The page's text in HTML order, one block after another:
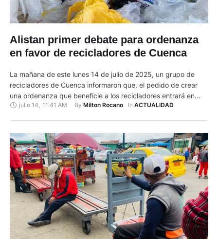
Alistan primer debate para ordenanza
en favor de recicladores de Cuenca
La mañana de este lunes 14 de julio de 2025, un grupo de
recicladores de Cuenca informaron que, el pedido de crear
una ordenanza que beneficie a los recicladores entrará en
debate en el Concejo Cantonal en los próximos días. Azucena
julio 14 11:41 AM By Milton Rocano In ACTUALIDAD